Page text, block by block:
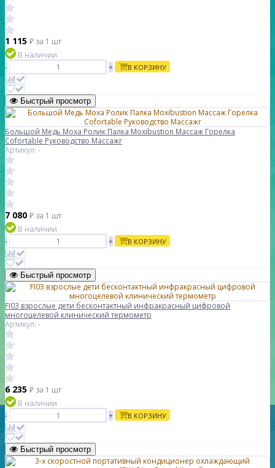
1 115 ₽ за 1 шт
В наличии
-
+ В КОРЗИНУ
Быстрый просмотр
Большой Медь Moxa Ролик Палка Moxibustion Массаж Горелка
Cofortable Руководство Массажr
Артикул: -
7 080 ₽ за 1 шт
В наличии
-
+ В КОРЗИНУ
Быстрый просмотр
FI03 взрослые дети бесконтактный инфракрасный цифровой
многоцелевой клинический термометр
Артикул: -
6 235 ₽ за 1 шт
В наличии
-
+ В КОРЗИНУ
Быстрый просмотр